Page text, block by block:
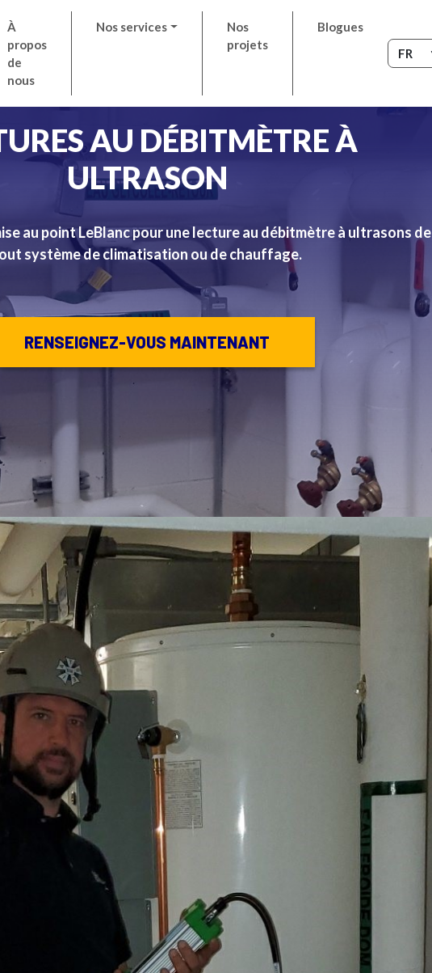
À
propos
de
nous
Nos services
Nos
projets
Blogues
AU DÉBITMÈTRE À
ULTRASON
au point LeBlanc pour une lecture au débitmètre à ultrasons de
système de climatisation ou de chauffage.
RENSEIGNEZ-VOUS MAINTENANT